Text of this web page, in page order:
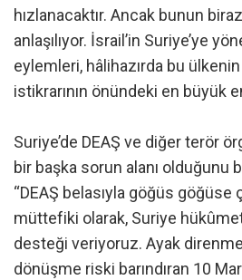
hızlanacaktır. Ancak bunun
anlaşılıyor. İsrail’in Suriye’ye
eylemleri, hâlihazırda bu ülkenin
istikrarının önündeki en büyük
Suriye’de DEAŞ ve diğer terör
bir başka sorun alanı olduğunu
“DEAŞ belasıyla göğüs göğüse
müttefiki olarak, Suriye
desteği veriyoruz. Ayak
dönüşme riski barındıran 10